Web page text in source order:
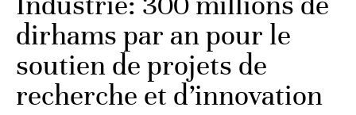
dirhams par an pour le
soutien de projets de
recherche et d’innovation